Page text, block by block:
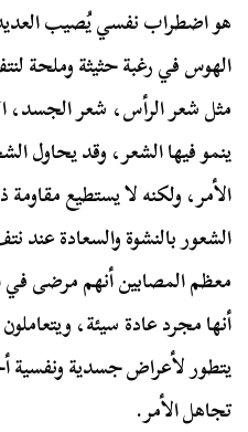
هو اضطراب نفسي يُصيب
الهوس في رغبة حثيثة وملحة
مثل شعر الرأس، شعر الجسد،
ينمو فيها الشعر، وقد يحاول
الأمر، ولكنه لا يستطيع
الشعور بالنشوة والسعادة عند
معظم المصابين أنهم مرضى
أنها مجرد عادة سيئة،
يتطور لأعراض جسدية ونفسية
تجاهل الأمر.